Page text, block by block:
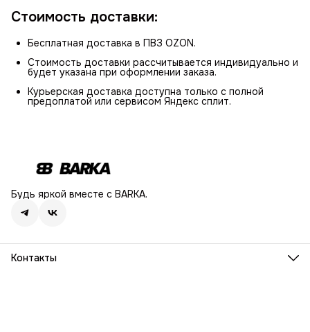
Стоимость доставки:
Бесплатная доставка в ПВЗ OZON.
Стоимость доставки рассчитывается индивидуально и
будет указана при оформлении заказа.
Курьерская доставка доступна только с полной
предоплатой или сервисом Яндекс сплит.
Будь яркой вместе с BARKA.
Контакты